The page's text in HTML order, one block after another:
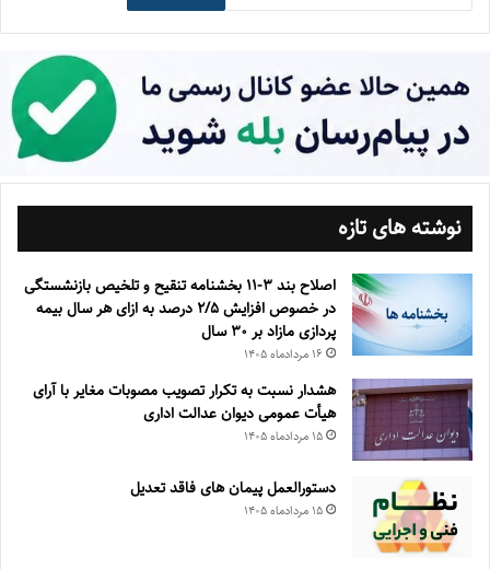
نوشته های تازه
اصلاح بند ۳‏-۱۱ بخشنامه تنقیح و تلخیص بازنشستگی
در خصوص افزایش ۵‏‏‏‏‏‏‏‏‏/۲ درصد به ازای هر سال بیمه
پردازی مازاد بر ۳۰‏ سال
۱۶ مرداد‌ماه ۱۴۰۵
هشدار نسبت به تکرار تصویب مصوبات مغایر با آرای
هیأت عمومی دیوان عدالت اداری
۱۵ مرداد‌ماه ۱۴۰۵
دستورالعمل پیمان های فاقد تعدیل
۱۵ مرداد‌ماه ۱۴۰۵